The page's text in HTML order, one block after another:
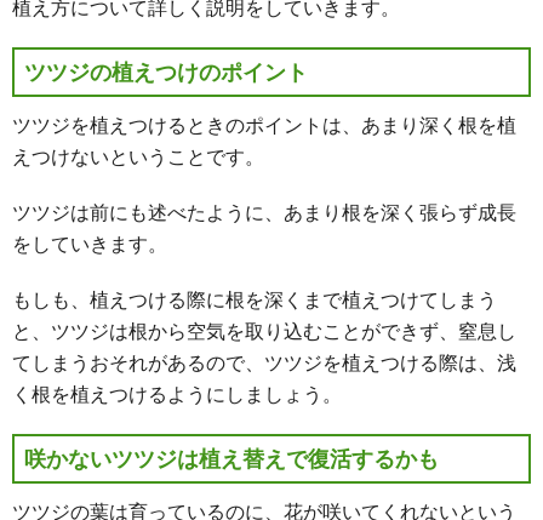
植え方について詳しく説明をしていきます。
ツツジの植えつけのポイント
ツツジを植えつけるときのポイントは、あまり深く根を植
えつけないということです。
ツツジは前にも述べたように、あまり根を深く張らず成長
をしていきます。
もしも、植えつける際に根を深くまで植えつけてしまう
と、ツツジは根から空気を取り込むことができず、窒息し
てしまうおそれがあるので、ツツジを植えつける際は、浅
く根を植えつけるようにしましょう。
咲かないツツジは植え替えで復活するかも
ツツジの葉は育っているのに、花が咲いてくれないという